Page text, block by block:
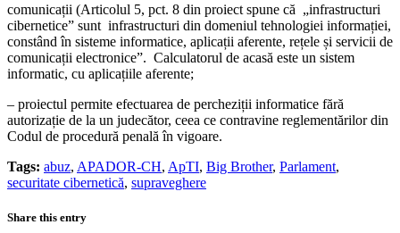
comunicații (Articolul 5, pct. 8 din proiect spune că „infrastructuri
cibernetice” sunt infrastructuri din domeniul tehnologiei informației,
constând în sisteme informatice, aplicații aferente, rețele și servicii de
comunicații electronice”. Calculatorul de acasă este un sistem
informatic, cu aplicațiile aferente;
– proiectul permite efectuarea de percheziții informatice fără
autorizație de la un judecător, ceea ce contravine reglementărilor din
Codul de procedură penală în vigoare.
Tags: abuz, APADOR-CH, ApTI, Big Brother, Parlament,
securitate cibernetică, supraveghere
Share this entry